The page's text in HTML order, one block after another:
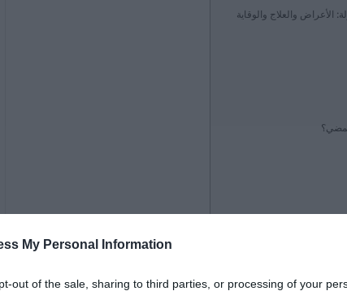
My Personal Information
out of the sale, sharing to third parties, or processing of your
الأعراض والعلاج والوقاية